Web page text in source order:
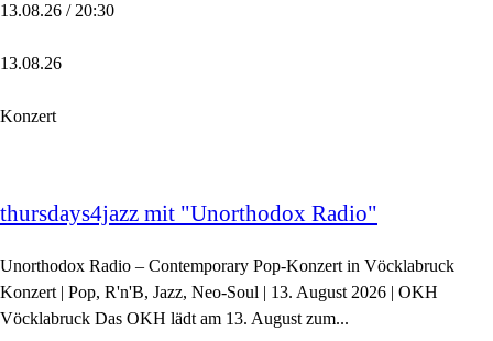
13.08.26 / 20:30
13.08.26
Konzert
thursdays4jazz mit "Unorthodox Radio"
Unorthodox Radio – Contemporary Pop-Konzert in Vöcklabruck
Konzert | Pop, R'n'B, Jazz, Neo-Soul | 13. August 2026 | OKH
Vöcklabruck Das OKH lädt am 13. August zum...